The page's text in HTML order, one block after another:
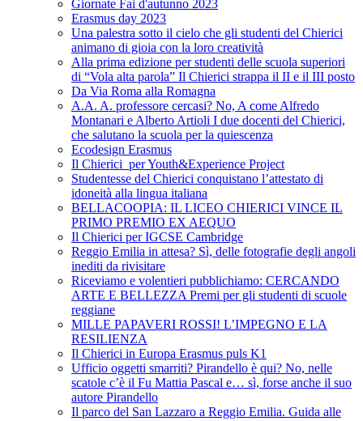
Giornate Fai d'autunno 2023
Erasmus day 2023
Una palestra sotto il cielo che gli studenti del Chierici
animano di gioia con la loro creatività
Alla prima edizione per studenti delle scuola superiori
di “Vola alta parola” Il Chierici strappa il II e il III posto
Da Via Roma alla Romagna
A.A. A. professore cercasi? No, A come Alfredo
Montanari e Alberto Artioli I due docenti del Chierici,
che salutano la scuola per la quiescenza
Ecodesign Erasmus
Il Chierici per Youth&Experience Project
Studentesse del Chierici conquistano l’attestato di
idoneità alla lingua italiana
BELLACOOPIA: IL LICEO CHIERICI VINCE IL
PRIMO PREMIO EX AEQUO
Il Chierici per IGCSE Cambridge
Reggio Emilia in attesa? Sì, delle fotografie degli angoli
inediti da rivisitare
Riceviamo e volentieri pubblichiamo: CERCANDO
ARTE E BELLEZZA Premi per gli studenti di scuole
reggiane
MILLE PAPAVERI ROSSI! L’IMPEGNO E LA
RESILIENZA
Il Chierici in Europa Erasmus puls K1
Ufficio oggetti smarriti? Pirandello è qui? No, nelle
scatole c’è il Fu Mattia Pascal e… sì, forse anche il suo
autore Pirandello
Il parco del San Lazzaro a Reggio Emilia. Guida alle